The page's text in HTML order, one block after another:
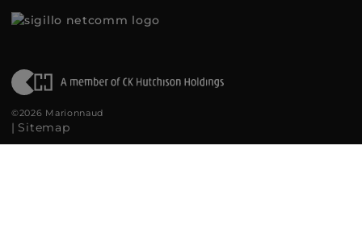
©2026 Marionnaud
| Sitemap